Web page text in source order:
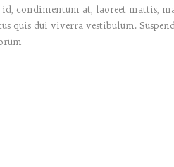
condimentum at, laoreet mattis,
quis dui viverra vestibulum.